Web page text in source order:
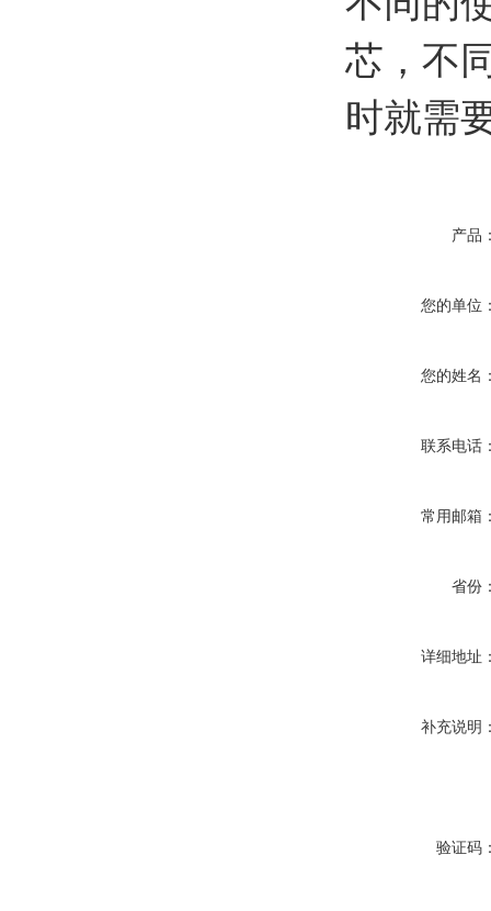
芯，不
时就需
产品
您的单位
您的姓名
联系电话
常用邮箱
省份
详细地址
补充说明
验证码